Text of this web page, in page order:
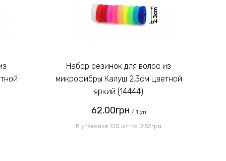
Отправить
Набор резинок для волос из
микрофибры Калуш 2.3см цветной
яркий (14444)
62.00грн / 1 уп
В упаковке 120 шт по 0.52грн